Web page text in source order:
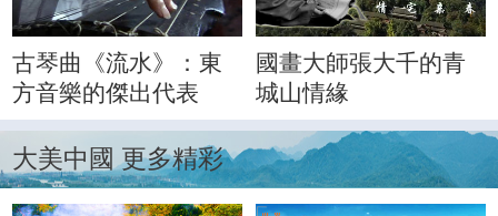
古琴曲《流水》：東
方音樂的傑出代表
國畫大師張大千的青
城山情緣
大美中國 更多精彩